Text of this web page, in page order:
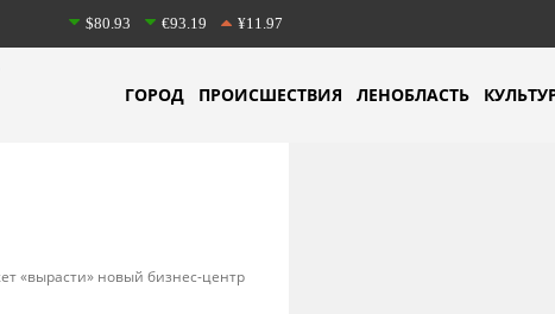
$80.93 €93.19 ¥11.97
ГОРОД ПРОИСШЕСТВИЯ ЛЕНОБЛАСТЬ
«вырасти» новый бизнес-центр